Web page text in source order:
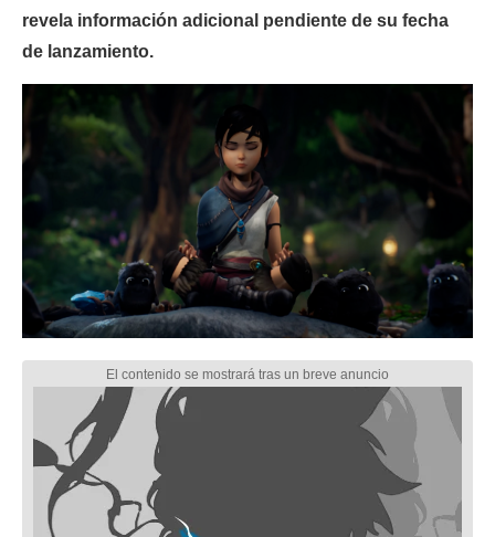
revela información adicional pendiente de su fecha
de lanzamiento.